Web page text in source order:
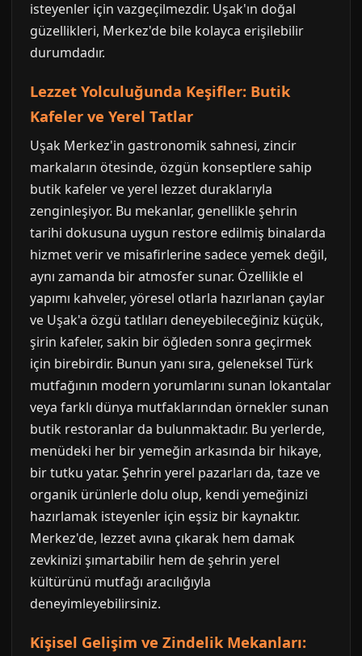
isteyenler için vazgeçilmezdir. Uşak'ın doğal
güzellikleri, Merkez'de bile kolayca erişilebilir
durumdadır.
Lezzet Yolculuğunda Keşifler: Butik
Kafeler ve Yerel Tatlar
Uşak Merkez'in gastronomik sahnesi, zincir
markaların ötesinde, özgün konseptlere sahip
butik kafeler ve yerel lezzet duraklarıyla
zenginleşiyor. Bu mekanlar, genellikle şehrin
tarihi dokusuna uygun restore edilmiş binalarda
hizmet verir ve misafirlerine sadece yemek değil,
aynı zamanda bir atmosfer sunar. Özellikle el
yapımı kahveler, yöresel otlarla hazırlanan çaylar
ve Uşak'a özgü tatlıları deneyebileceğiniz küçük,
şirin kafeler, sakin bir öğleden sonra geçirmek
için birebirdir. Bunun yanı sıra, geleneksel Türk
mutfağının modern yorumlarını sunan lokantalar
veya farklı dünya mutfaklarından örnekler sunan
butik restoranlar da bulunmaktadır. Bu yerlerde,
menüdeki her bir yemeğin arkasında bir hikaye,
bir tutku yatar. Şehrin yerel pazarları da, taze ve
organik ürünlerle dolu olup, kendi yemeğinizi
hazırlamak isteyenler için eşsiz bir kaynaktır.
Merkez'de, lezzet avına çıkarak hem damak
zevkinizi şımartabilir hem de şehrin yerel
kültürünü mutfağı aracılığıyla
deneyimleyebilirsiniz.
Kişisel Gelişim ve Zindelik Mekanları: